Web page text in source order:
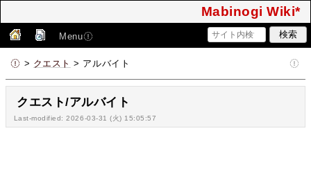
Mabinogi Wiki*
Menu
> クエスト > アルバイト
クエスト/アルバイト
Last-modified: 2026-03-31 (火) 15:05:57